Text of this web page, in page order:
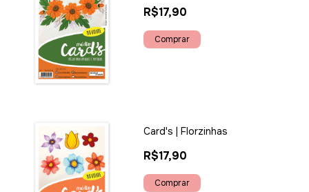
R$17,90
Card's | Florzinhas
R$17,90